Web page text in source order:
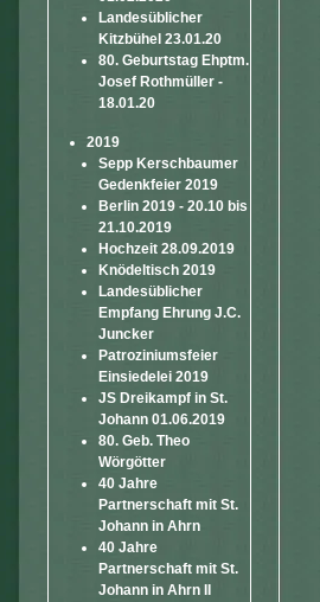
Landesüblicher
Kitzbühel 23.01.20
80. Geburtstag Ehptm.
Josef Rothmüller -
18.01.20
2019
Sepp Kerschbaumer
Gedenkfeier 2019
Berlin 2019 - 20.10 bis
21.10.2019
Hochzeit 28.09.2019
Knödeltisch 2019
Landesüblicher
Empfang Ehrung J.C.
Juncker
Patroziniumsfeier
Einsiedelei 2019
JS Dreikampf in St.
Johann 01.06.2019
80. Geb. Theo
Wörgötter
40 Jahre
Partnerschaft mit St.
Johann in Ahrn
40 Jahre
Partnerschaft mit St.
Johann in Ahrn II